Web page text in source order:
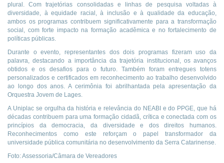
plural. Com trajetórias consolidadas e linhas de pesquisa voltadas à
diversidade, à equidade racial, à inclusão e à qualidade da educação,
ambos os programas contribuem significativamente para a transformação
social, com forte impacto na formação acadêmica e no fortalecimento de
políticas públicas.
Durante o evento, representantes dos dois programas fizeram uso da
palavra, destacando a importância da trajetória institucional, os avanços
obtidos e os desafios para o futuro. Também foram entregues totens
personalizados e certificados em reconhecimento ao trabalho desenvolvido
ao longo dos anos. A cerimônia foi abrilhantada pela apresentação da
Orquestra Jovem de Lages.
A Uniplac se orgulha da história e relevância do NEABI e do PPGE, que há
décadas contribuem para uma formação cidadã, crítica e conectada com os
princípios da democracia, da diversidade e dos direitos humanos.
Reconhecimentos como este reforçam o papel transformador da
universidade pública comunitária no desenvolvimento da Serra Catarinense.
Foto: Assessoria/Câmara de Vereadores